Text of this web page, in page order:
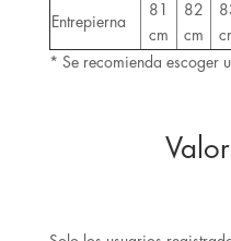
Entrepierna
81
cm
82
cm
* Se recomienda escoger